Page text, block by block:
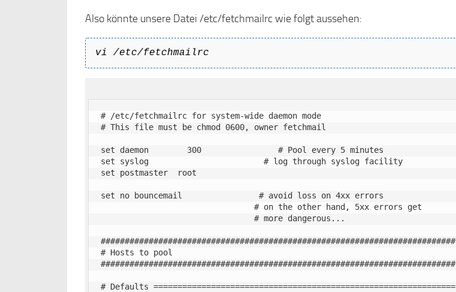
Also könnte unsere Datei /etc/fetchmailrc wie folgt aussehen:
vi /etc/fetchmailrc
# /etc/fetchmailrc for system-wide daemon mode
# This file must be chmod 0600, owner fetchmail
set daemon        300                # Pool every 5 minutes
set syslog                        # log through syslog facility
set postmaster  root
set no bouncemail                # avoid loss on 4xx errors
##########################################################################
# Hosts to pool
##########################################################################
# Defaults ===============================================================